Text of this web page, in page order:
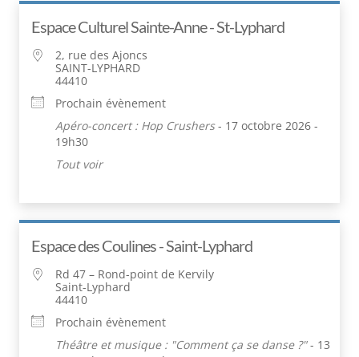
Espace Culturel Sainte-Anne - St-Lyphard
2, rue des Ajoncs
SAINT-LYPHARD
44410
Prochain évènement
Apéro-concert : Hop Crushers- 17 octobre 2026 -
19h30
Tout voir
Espace des Coulines - Saint-Lyphard
Rd 47 – Rond-point de Kervily
Saint-Lyphard
44410
Prochain évènement
Théâtre et musique : "Comment ça se danse ?"- 13